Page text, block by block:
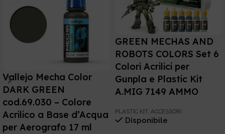
Vallejo Mecha Color
DARK GREEN
cod.69.030 – Colore
Acrilico a Base d’Acqua
per Aerografo 17 ml
GREEN MECHAS AND
ROBOTS COLORS Set 6
Colori Acrilici per
Gunpla e Plastic Kit
A.MIG 7149 AMMO
PLASTIC KIT, ACCESSORI
Disponibile